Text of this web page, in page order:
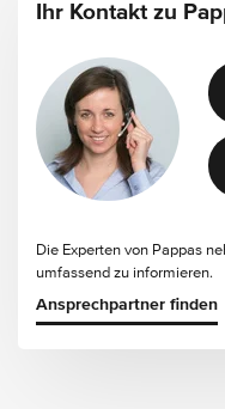
Ihr Kontakt zu
Die Experten von Pappas
umfassend zu informieren.
Ansprechpartner finden